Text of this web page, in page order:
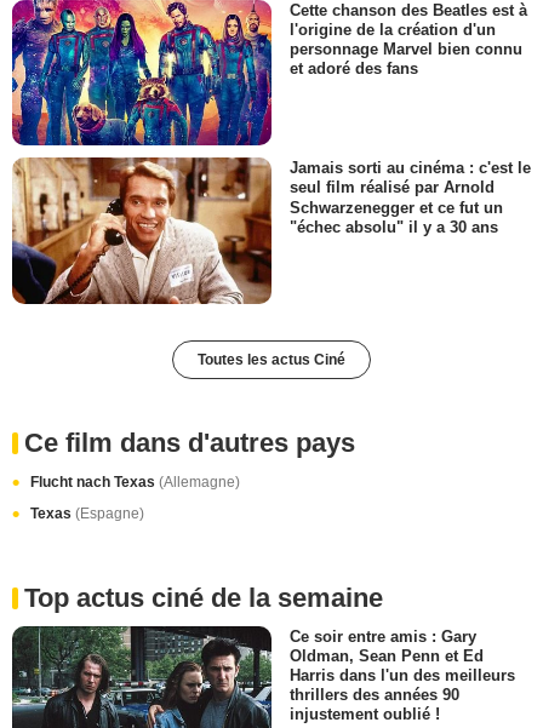
Cette chanson des Beatles est à
l'origine de la création d'un
personnage Marvel bien connu
et adoré des fans
Jamais sorti au cinéma : c'est le
seul film réalisé par Arnold
Schwarzenegger et ce fut un
"échec absolu" il y a 30 ans
Toutes les actus Ciné
Ce film dans d'autres pays
Flucht nach Texas (Allemagne)
Texas (Espagne)
Top actus ciné de la semaine
Ce soir entre amis : Gary
Oldman, Sean Penn et Ed
Harris dans l'un des meilleurs
thrillers des années 90
injustement oublié !